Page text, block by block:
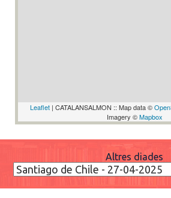
Leaflet | CATALANSALMON :: Map data ©
Imagery ©Mapbox
Altres diades